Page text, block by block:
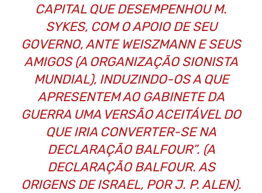
CAPITAL QUE DESEMPENHOU M.
SYKES, COM O APOIO DE SEU
GOVERNO, ANTE WEISZMANN E SEUS
AMIGOS (A ORGANIZAÇÃO SIONISTA
MUNDIAL), INDUZINDO-OS A QUE
APRESENTEM AO GABINETE DA
GUERRA UMA VERSÃO ACEITÁVEL DO
QUE IRIA CONVERTER-SE NA
DECLARAÇÃO BALFOUR”. (A
DECLARAÇÃO BALFOUR. AS
ORIGENS DE ISRAEL, POR J. P. ALEN).